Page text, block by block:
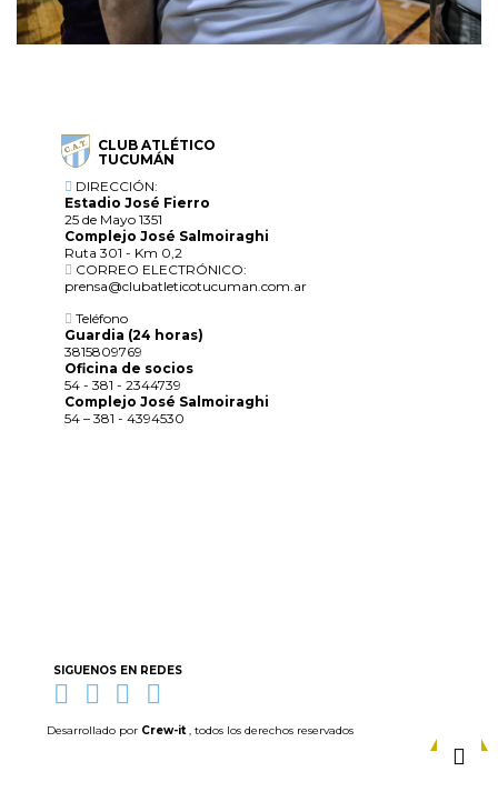
CLUB ATLÉTICO
TUCUMÁN
DIRECCIÓN:
Estadio José Fierro
25 de Mayo 1351
Complejo José Salmoiraghi
Ruta 301 - Km 0,2
CORREO ELECTRÓNICO:
prensa@clubatleticotucuman.com.ar
Teléfono
Guardia (24 horas)
3815809769
Oficina de socios
54 - 381 - 2344739
Complejo José Salmoiraghi
54 – 381 - 4394530
SIGUENOS EN REDES
Desarrollado por Crew-it , todos los derechos reservados